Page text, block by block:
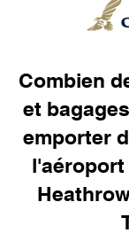
Combien
et
emporter